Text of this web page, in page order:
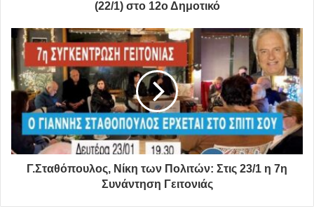
(22/1) στο 12ο Δημοτικό
Γ.Σταθόπουλος, Νίκη των Πολιτών: Στις 23/1 η 7η
Συνάντηση Γειτονιάς